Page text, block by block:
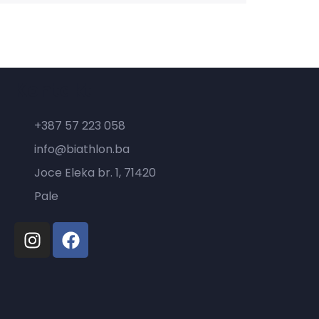
+387 57 223 058
info@biathlon.ba
Joce Eleka br. 1, 71420
Pale